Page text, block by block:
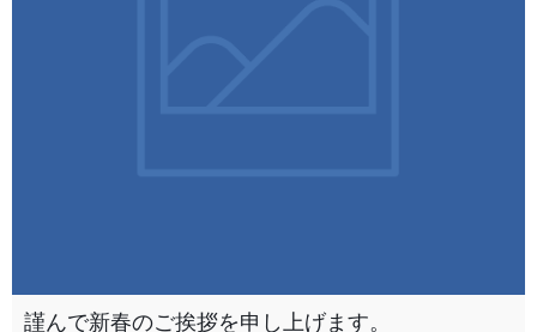
謹んで新春のご挨拶を申し上げます。